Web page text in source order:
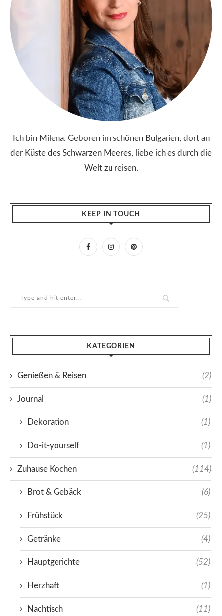
Ich bin Milena. Geboren im schönen Bulgarien, dort an
der Küste des Schwarzen Meeres, liebe ich es durch die
Welt zu reisen.
KEEP IN TOUCH
KATEGORIEN
Genießen & Reisen (2)
Journal (1)
Dekoration (1)
Do-it-yourself (1)
Zuhause Kochen (114)
Brot & Gebäck (6)
Frühstück (25)
Getränke (4)
Hauptgerichte (52)
Herzhaft (1)
Nachtisch (11)